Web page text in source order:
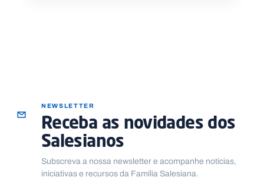
NEWSLETTER
Receba as novidades dos
Salesianos
Subscreva a nossa newsletter e acompanhe notícias,
iniciativas e recursos da Família Salesiana.